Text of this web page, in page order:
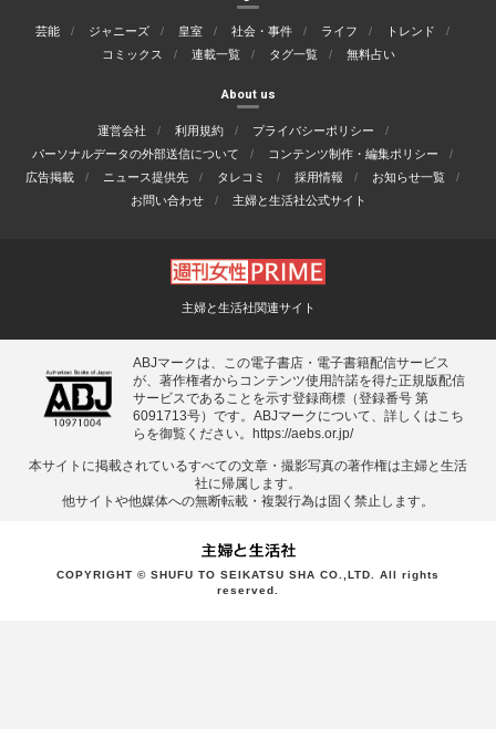
芸能 ジャニーズ 皇室 社会・事件 ライフ
トレンド
コミックス
連載一覧 タグ一覧 無料占い
About us
運営会社 利用規約
プライバシーポリシー
パーソナルデータの外部送信について
コンテンツ制作・編集ポリシー
広告掲載
ニュース提供先 タレコミ 採用情報
お知らせ一覧
お問い合わせ
主婦と生活社公式サイト
主婦と生活社関連サイト
ABJマークは、この電子書店・電子書籍配信サービス
が、著作権者からコンテンツ使用許諾を得た正規版配信
サービスであることを示す登録商標（登録番号 第
6091713号）です。ABJマークについて、詳しくはこち
らを御覧ください。
https://aebs.or.jp/
本サイトに掲載されているすべての⽂章・撮影写真の著作権は主婦と⽣活
社に帰属します。
他サイトや他媒体への無断転載・複製⾏為は固く禁⽌します。
COPYRIGHT © SHUFU TO SEIKATSU SHA CO.,LTD. All rights
reserved.